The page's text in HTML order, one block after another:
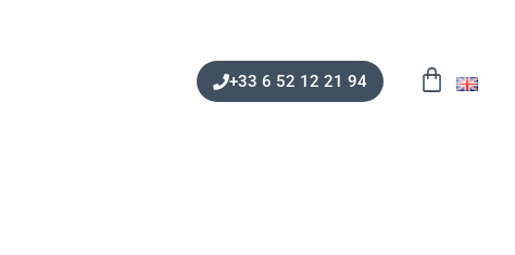
+33 6 52 12 21 94